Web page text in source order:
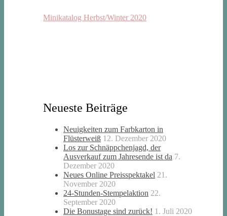
Minikatalog Herbst/Winter 2020
Neueste Beiträge
Neuigkeiten zum Farbkarton in
Flüsterweiß 12. Dezember 2020
Los zur Schnäppchenjagd, der
Ausverkauf zum Jahresende ist da 7.
Dezember 2020
Neues Online Preisspektakel 21.
November 2020
24-Stunden-Stempelaktion 22.
September 2020
Die Bonustage sind zurück! 1. Juli 2020